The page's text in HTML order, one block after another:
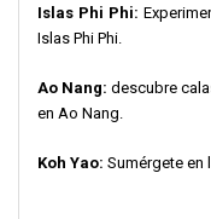
Islas Phi Phi:
Islas Phi Phi.
Ao Nang: descubre
en Ao Nang.
Koh Yao: Sumérgete en